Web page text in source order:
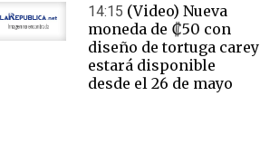
14:15 (Video) Nueva
moneda de ₡50 con
diseño de tortuga carey
estará disponible
desde el 26 de mayo